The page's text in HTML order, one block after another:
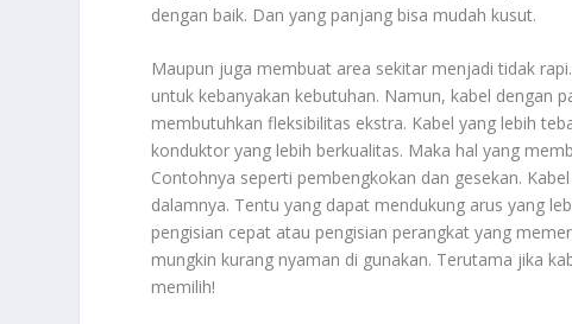
dengan baik. Dan yang panjang bisa mudah kusut.
Maupun juga membuat area sekitar menjadi tidak
untuk kebanyakan kebutuhan. Namun, kabel dengan
membutuhkan fleksibilitas ekstra. Kabel yang lebih
konduktor yang lebih berkualitas. Maka hal yang
Contohnya seperti pembengkokan dan gesekan.
dalamnya. Tentu yang dapat mendukung arus yang
pengisian cepat atau pengisian perangkat yang
mungkin kurang nyaman di gunakan. Terutama jika
memilih!